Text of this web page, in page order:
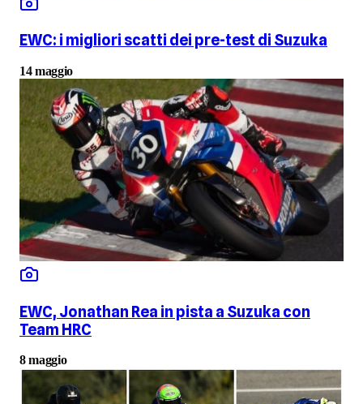
EWC: i migliori scatti dei pre-test di Suzuka
14 maggio
EWC, Jonathan Rea in pista a Suzuka con
Team HRC
8 maggio